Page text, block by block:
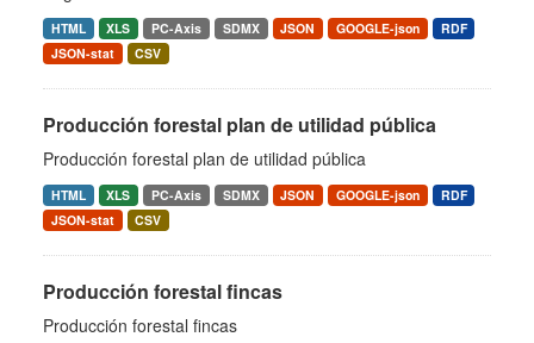
HTML XLS PC-Axis SDMX JSON GOOGLE-json
RDF
JSON-stat
CSV
Producción forestal plan de utilidad pública
Producción forestal plan de utilidad pública
HTML XLS PC-Axis SDMX JSON GOOGLE-json
RDF
JSON-stat
CSV
Producción forestal fincas
Producción forestal fincas